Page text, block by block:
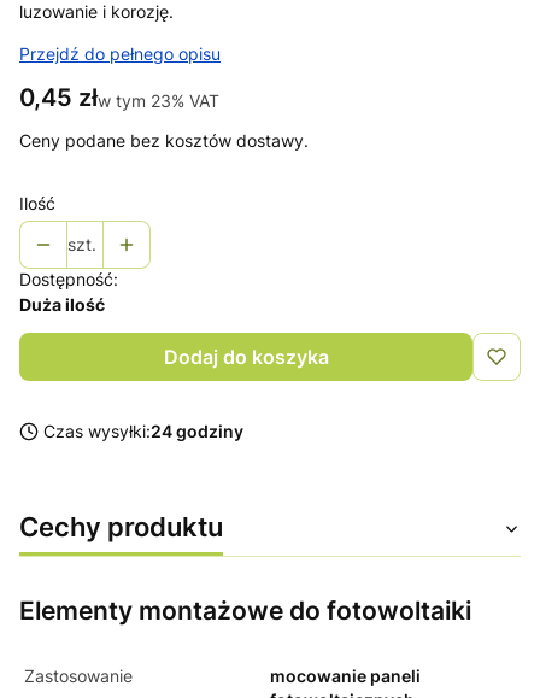
luzowanie i korozję.
Przejdź do pełnego opisu
Cena
0,45 złw tym 23% VAT
w tym 23% VAT
Ceny podane bez kosztów dostawy.
Ilość
szt.
Dostępność:
Duża ilość
Dodaj do koszyka
Czas wysyłki:24 godziny
Cechy produktu
Elementy montażowe do fotowoltaiki
Zastosowanie
mocowanie paneli